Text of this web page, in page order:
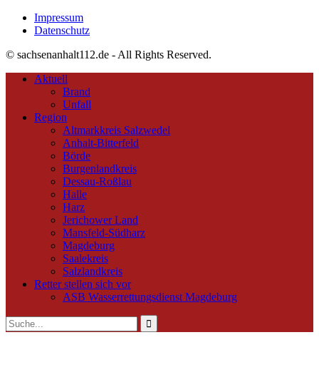
Impressum
Datenschutz
© sachsenanhalt112.de - All Rights Reserved.
Aktuell
Brand
Unfall
Region
Altmarkkreis Salzwedel
Anhalt-Bitterfeld
Börde
Burgenlandkreis
Dessau-Roßlau
Halle
Harz
Jerichower Land
Mansfeld-Südharz
Magdeburg
Saalekreis
Salzlandkreis
Retter stellen sich vor
ASB Wasserrettungsdienst Magdeburg